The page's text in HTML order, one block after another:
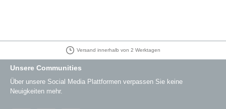
Versand innerhalb von 2 Werktagen
Unsere Communities
Über unsere Social Media Plattformen verpassen Sie keine
Neuigkeiten mehr.